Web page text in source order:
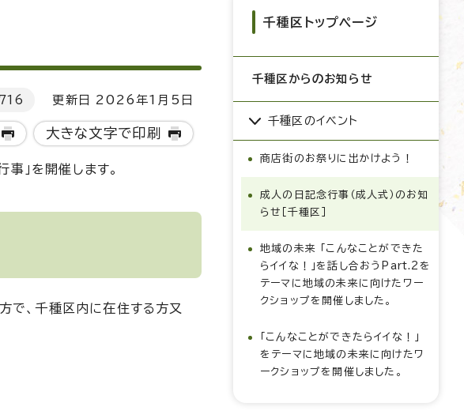
更新日 2026年1月5日
大きな文字で印刷
」を開催します。
、千種区内に在住する方又
千種区トップページ
千種区からのお知らせ
千種区のイベント
商店街のお祭りに出かけよう！
成人の日記念行事（成人式）のお知
らせ［千種区］
地域の未来 「こんなことができた
らイイな！」を話し合おうPart.2を
テーマに地域の未来に向けたワー
クショップを開催しました。
「こんなことができたらイイな！」
をテーマに地域の未来に向けたワ
ークショップを開催しました。